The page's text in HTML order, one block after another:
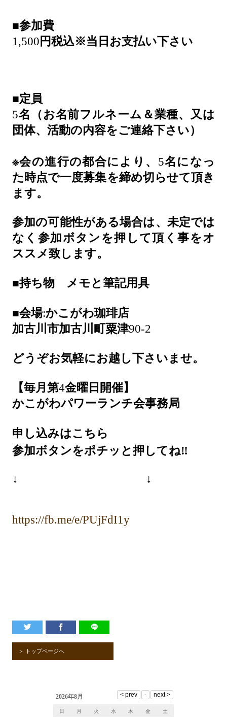
■参加費
1,500 円税込※当日お支払い下さい
■定員
5名（お名前フルネーム＆業種、又は
団体、活動の内容をご連絡下さい）
※会の進行の都合により、 5名になっ
た時点で一度募集を締め切らせて頂き
ます。
参加の可能性がある場合は、未定では
なく参加ボタンを押して頂く事をオ
ススメ致します。
■持ち物 メモと筆記用具
■会場:かこがわ珈琲店
加古川市加古川町粟津90-2
どうぞお気軽にお越し下さいませ。
【毎月第4金曜日開催】
かこがわパワーランチ会事務局
申し込みはこちら
参加ボタンをポチッと押してね‼
↓ ↓
https://fb.me/e/PUjFdI1y
＞ トップページへ
2026年8月
日 月 火 水 木 金 土